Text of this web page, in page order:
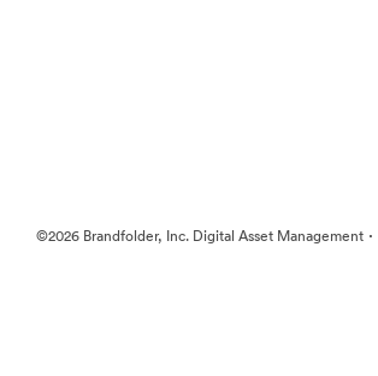
©2026 Brandfolder, Inc. Digital Asset Management ·